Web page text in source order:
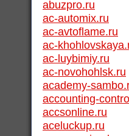
abuzpro.ru
ac-automix.ru
ac-avtoflame.ru
ac-
ac-luybimiy.ru
ac-novohohlsk.ru
academy-
accounting-
accsonline.ru
aceluckup.ru